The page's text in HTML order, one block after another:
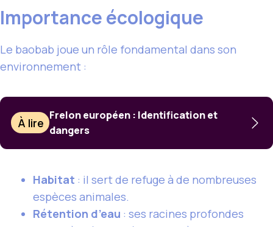
Importance écologique
Le baobab joue un rôle fondamental dans son
environnement :
À lire
Frelon européen : Identification et
dangers
Habitat : il sert de refuge à de nombreuses
espèces animales.
Rétention d’eau : ses racines profondes